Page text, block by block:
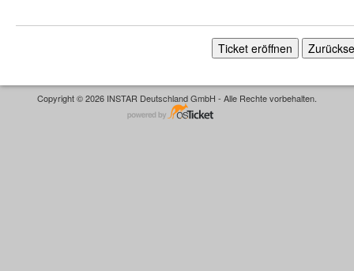
Copyright © 2026 INSTAR Deutschland GmbH - Alle Rechte vorbehalten.